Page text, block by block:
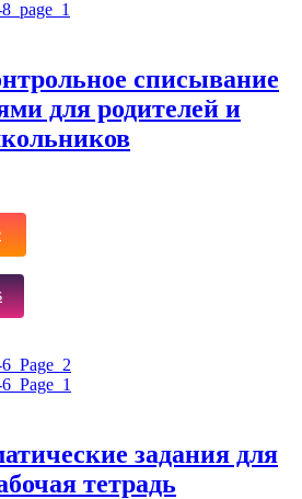
списывание
для родителей и
задания для
тетрадь